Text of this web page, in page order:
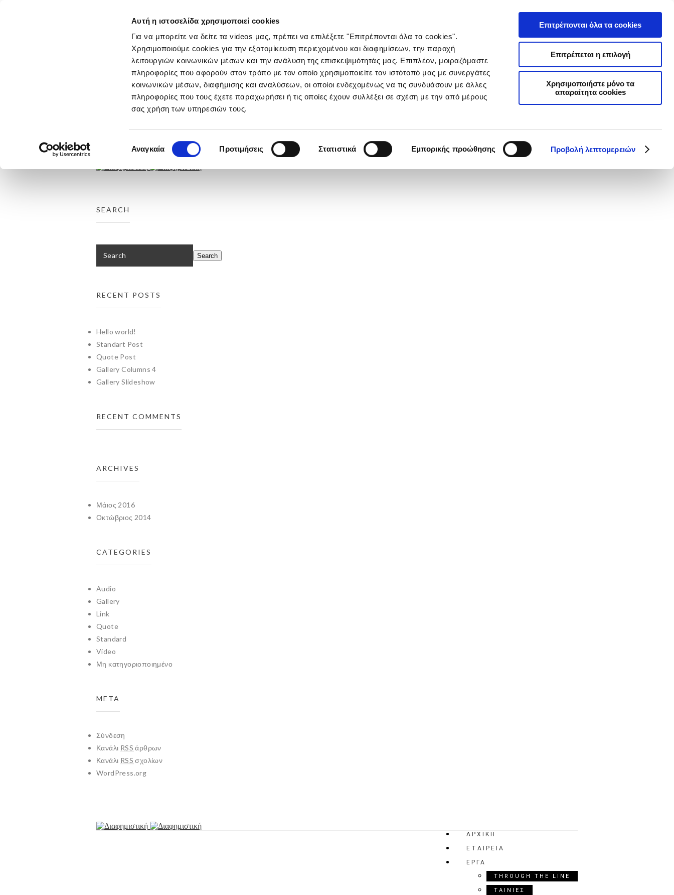
Αυτή η ιστοσελίδα χρησιμοποιεί cookies
Για να μπορείτε να δείτε τα videos μας, πρέπει να επιλέξετε "Επιτρέπονται όλα τα cookies".
Χρησιμοποιούμε cookies για την εξατομίκευση περιεχομένου και διαφημίσεων, την παροχή
λειτουργιών κοινωνικών μέσων και την ανάλυση της επισκεψιμότητάς μας. Επιπλέον, μοιραζόμαστε
πληροφορίες που αφορούν στον τρόπο με τον οποίο χρησιμοποιείτε τον ιστότοπό μας με συνεργάτες
κοινωνικών μέσων, διαφήμισης και αναλύσεων, οι οποίοι ενδεχομένως να τις συνδυάσουν με άλλες
πληροφορίες που τους έχετε παραχωρήσει ή τις οποίες έχουν συλλέξει σε σχέση με την από μέρους
σας χρήση των υπηρεσιών τους.
συγκατάθεσης
Αναγκαία Προτιμήσεις Στατιστικά Εμπορικής προώθησης Προβολή λεπτομερειών
Επιτρέπονται όλα τα cookies
Επιτρέπεται η επιλογή
Χρησιμοποιήστε μόνο τα
απαραίτητα cookies
ΑΡΧΙΚΗ
ΕΤΑΙΡΕΙΑ
ΕΡΓΑ
THROUGH THE LINE
ΤΑΙΝΙΕΣ
ΤΥΠΟΣ
ΡΑΔΙΟΦΩΝΟ
ΑΦΙΣΕΣ
DIGITAL
DESIGN
DIRECT
ΔΙΑΚΡΙΣΕΙΣ
ΕΠΙΚΟΙΝΩΝΙΑ
SEARCH
RECENT POSTS
Hello world!
Standart Post
Quote Post
Gallery Columns 4
Gallery Slideshow
RECENT COMMENTS
ARCHIVES
Μάιος 2016
Οκτώβριος 2014
CATEGORIES
Audio
Gallery
Link
Quote
Standard
Video
Μη κατηγοριοποιημένο
META
Σύνδεση
Κανάλι RSS άρθρων
Κανάλι RSS σχολίων
WordPress.org
ΑΡΧΙΚΗ
ΕΤΑΙΡΕΙΑ
ΕΡΓΑ
THROUGH THE LINE
ΤΑΙΝΙΕΣ